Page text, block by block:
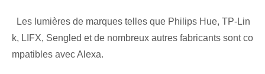
​ ⁣ ​Les lumières de marques telles que Philips Hue, TP-Lin
k, LIFX, Sengled et de nombreux autres fabricants sont co
mpatibles avec Alexa.